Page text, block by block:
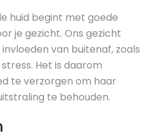
huid begint met goede
je gezicht. Ons gezicht
van buitenaf, zoals
Het is daarom
te verzorgen om haar
te behouden.